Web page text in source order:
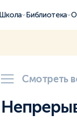
Школа Библиотека
Смотреть